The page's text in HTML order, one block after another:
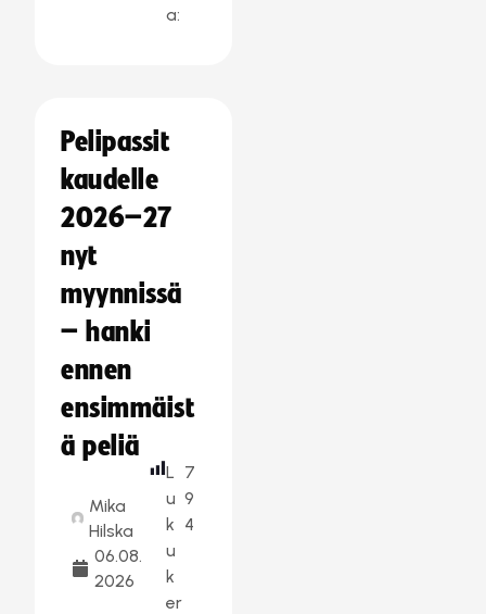
a:
Pelipassit
kaudelle
2026–27
nyt
myynnissä
– hanki
ennen
ensimmäist
ä peliä
Mika
Hilska
06.08.
2026
L
u
k
u
k
er
7
9
4